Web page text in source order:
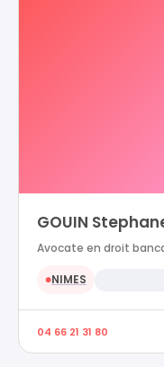
GOUIN
Avocate en droit
●NIMES
04 66 21 31 80